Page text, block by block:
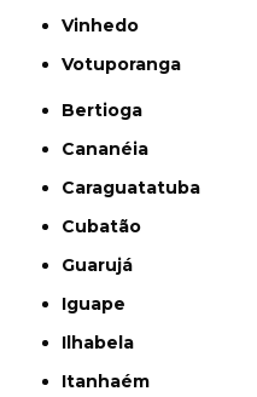
Vinhedo
Votuporanga
Bertioga
Cananéia
Caraguatatuba
Cubatão
Guarujá
Iguape
Ilhabela
Itanhaém